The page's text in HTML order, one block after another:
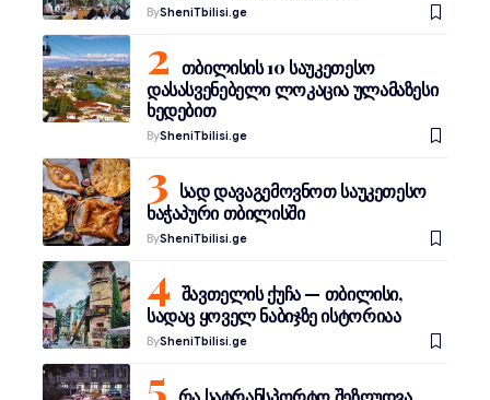
BySheniTbilisi.ge
თბილისის 10 საუკეთესო
დასასვენებელი ლოკაცია ულამაზესი
ხედებით
BySheniTbilisi.ge
სად დავაგემოვნოთ საუკეთესო
ხაჭაპური თბილისში
BySheniTbilisi.ge
შავთელის ქუჩა — თბილისი,
სადაც ყოველ ნაბიჯზე ისტორიაა
BySheniTbilisi.ge